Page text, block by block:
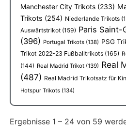
Manchester City Trikots (233)
Trikots (254) Niederlande Trikots
Auswärtstrikot (159) Paris Saint-
(396) Portugal Trikots (138) PSG
Trikot 2022-23 Fußballtrikots (165)
(144) Real Madrid Trikot (139) Real
(487) Real Madrid Trikotsatz für
Hotspur Trikots (134)
Ergebnisse 1 – 24 von 59